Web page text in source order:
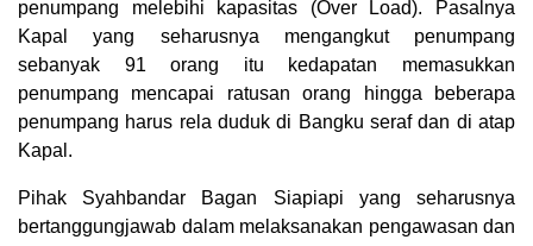
penumpang melebihi kapasitas (Over Load). Pasalnya
Kapal yang seharusnya mengangkut penumpang
sebanyak 91 orang itu kedapatan memasukkan
penumpang mencapai ratusan orang hingga beberapa
penumpang harus rela duduk di Bangku seraf dan di atap
Kapal.
Pihak Syahbandar Bagan Siapiapi yang seharusnya
bertanggungjawab dalam melaksanakan pengawasan dan